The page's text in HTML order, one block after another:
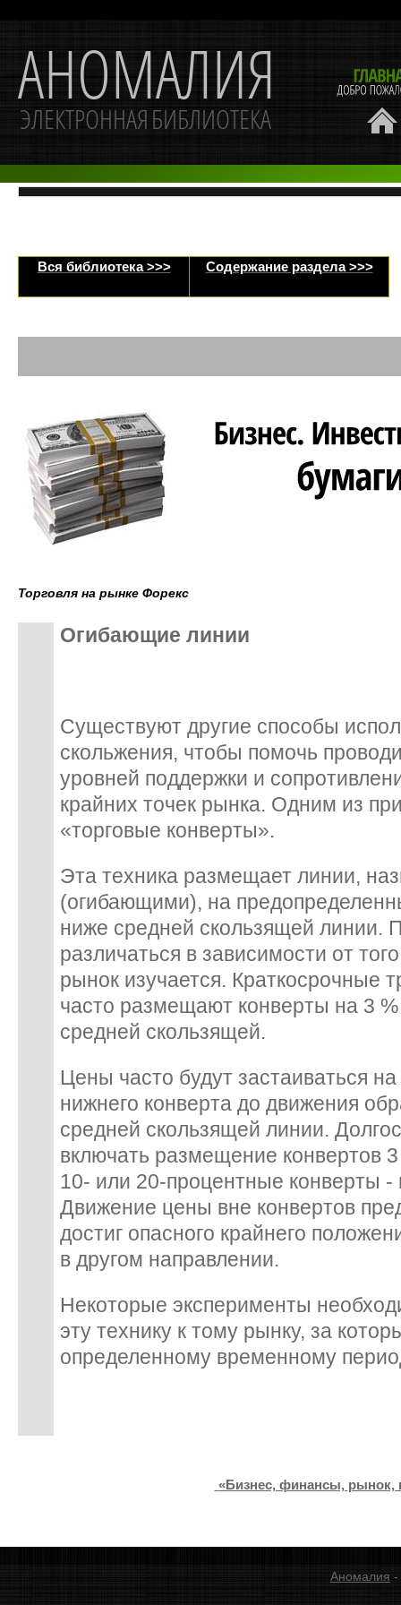
Вся библиотека >>> Содержание раздела >>>
Торговля на рынке Форекс
Огибающие линии
Существуют другие способы
скольжения, чтобы помочь
уровней поддержки и
крайних точек рынка. Одним из
«торговые конверты».
Эта техника размещает линии,
(огибающими), на
ниже средней скользящей линии.
различаться в зависимости от
рынок изучается. Краткосрочные
часто размещают конверты на 3
средней скользящей.
Цены часто будут застаиваться
нижнего конверта до движения
средней скользящей линии.
включать размещение конвертов
10- или 20-процентные конверты -
Движение цены вне конвертов
достиг опасного крайнего
в другом направлении.
Некоторые эксперименты
эту технику к тому рынку, за
определенному временному
«Бизнес, финансы, рынок,
Аномалия -